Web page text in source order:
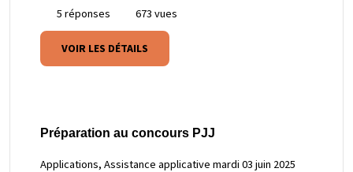
5 réponses
673 vues
VOIR LES DÉTAILS
Préparation au concours PJJ
Applications, Assistance applicative mardi 03 juin 2025